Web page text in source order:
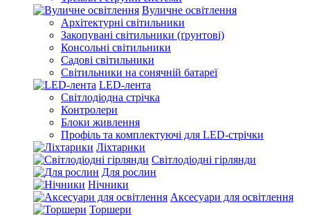
Вуличне освітлення
Архітектурні світильники
Закопувані світильники (ґрунтові)
Консольні світильники
Садові світильники
Світильники на сонячній батареї
LED-лента
Світлодіодна стрічка
Контролери
Блоки живлення
Профіль та комплектуючі для LED-стрічки
Ліхтарики
Світлодіодні гірлянди
Для рослин
Нічники
Аксесуари для освітлення
Торшери